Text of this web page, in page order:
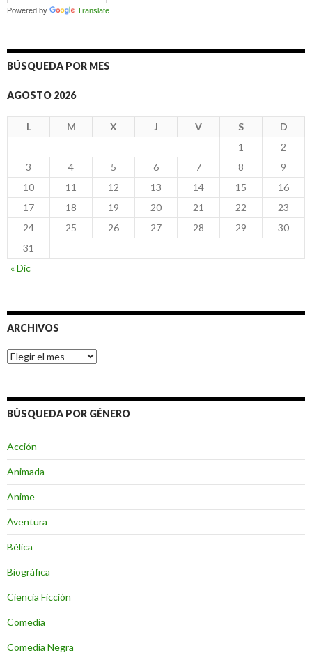
Powered by Translate
BÚSQUEDA POR MES
AGOSTO 2026
L M X J V S
D
1
2
3
4 5 6 7 8
9
10
11 12 13 14 15
16
17
18 19 20 21 22
23
24
25 26 27 28 29
30
31
« Dic
ARCHIVOS
Archivos
BÚSQUEDA POR GÉNERO
Acción
Animada
Anime
Aventura
Bélica
Biográfica
Ciencia Ficción
Comedia
Comedia Negra